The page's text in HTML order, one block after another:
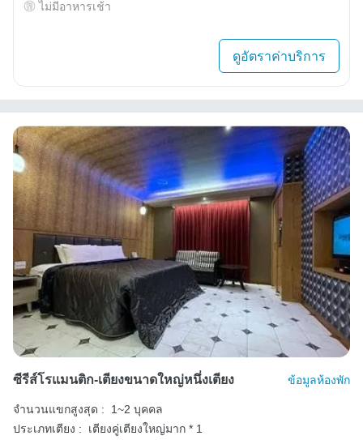
ไม่มีอาหารเช้า
ดูอัตราค่าบริการ
ซีรีส์โรแมนติก-เตียงขนาดใหญ่หนึ่งเตียง ข้อมูลห้องพัก
จำนวนแขกสูงสุด :
1~2 บุคคล
ประเภทเตียง :
เตียงคู่เตียงใหญ่มาก * 1